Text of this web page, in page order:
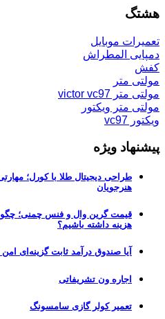
هشتگ
تعمیرات موبایل
دمپایی المطراش
کفش
مولتی متر
مولتی متر victor vc97
مولتی متر ویکتور
ویکتور vc97
پیشنهاد ویژه
طراحی دیجیتال طلا با کورل؛
هنرجویان
قیمت گرین وال و فنس چمنی؛
هزینه داشته باشیم؟
آیا صندوق درآمد ثابت گزینه‌ای
اجاره ون تشریفاتی
تعمیر کولر گازی سامسونگ